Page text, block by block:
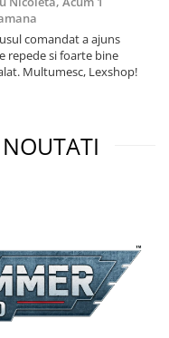
comandat a ajuns
repede si foarte bine
Multumesc, Lexshop!